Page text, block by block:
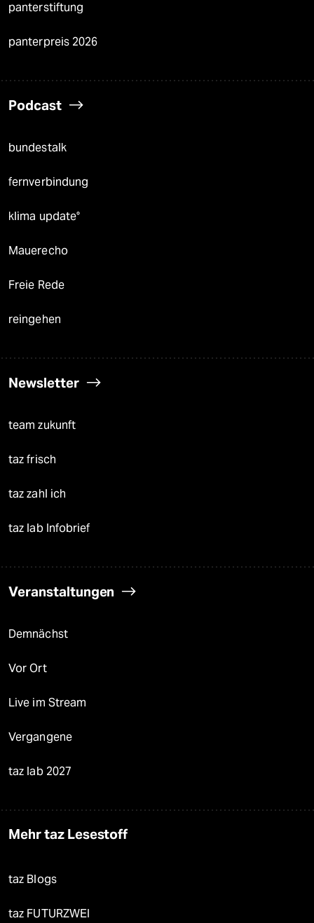
panterstiftung
panterpreis 2026
Podcast
bundestalk
fernverbindung
klima update°
Mauerecho
Freie Rede
reingehen
Newsletter
team zukunft
taz frisch
taz zahl ich
taz lab Infobrief
Veranstaltungen
Demnächst
Vor Ort
Live im Stream
Vergangene
taz lab 2027
Mehr taz Lesestoff
taz Blogs
taz FUTURZWEI